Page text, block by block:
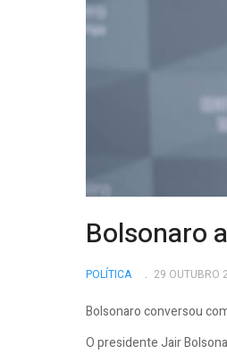
Bolsonaro
POLÍTICA 29 OUTUBRO
Bolsonaro conversou
O presidente Jair